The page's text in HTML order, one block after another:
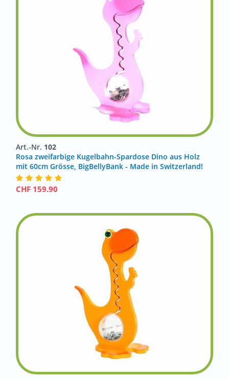
Art.-Nr. 102
Rosa zweifarbige Kugelbahn-Spardose Dino aus Holz
mit 60cm Grösse, BigBellyBank - Made in Switzerland!
CHF 159.90